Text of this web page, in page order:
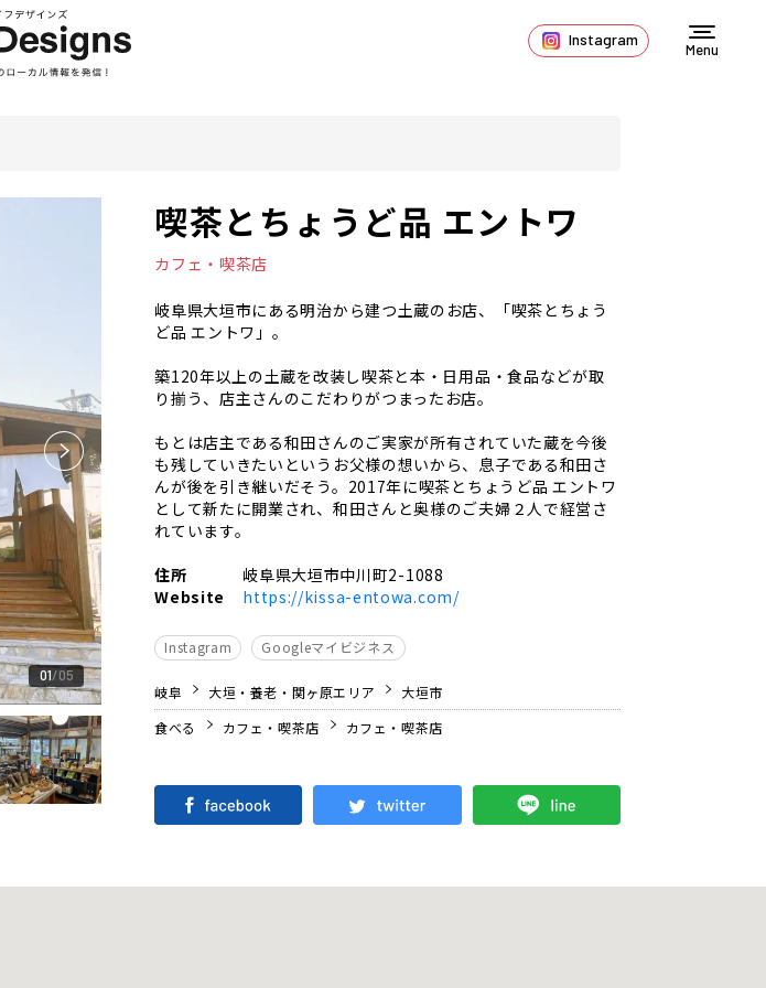
Instagram
Menu
01 05
喫茶とちょうど品 エントワ
カフェ・喫茶店
岐阜県大垣市にある明治から建つ土蔵のお店、「喫茶とちょう
ど品 エントワ」。
築120年以上の土蔵を改装し喫茶と本・日用品・食品などが取
り揃う、店主さんのこだわりがつまったお店。
もとは店主である和田さんのご実家が所有されていた蔵を今後
も残していきたいというお父様の想いから、息子である和田さ
んが後を引き継いだそう。2017年に喫茶とちょうど品 エントワ
として新たに開業され、和田さんと奥様のご夫婦２人で経営さ
れています。
住所
岐阜県大垣市中川町2-1088
Website
https://kissa-entowa.com/
Instagram Googleマイビジネス
岐阜 大垣・養老・関ヶ原エリア
大垣市
食べる
カフェ・喫茶店 カフェ・喫茶店